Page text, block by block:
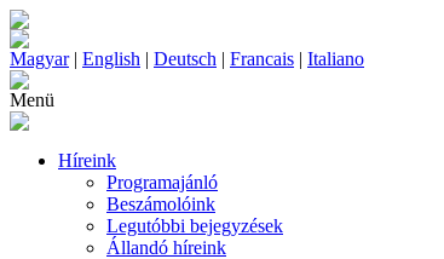
Magyar| English | Deutsch | Francais | Italiano
Menü
Híreink
Programajánló
Beszámolóink
Legutóbbi bejegyzések
Állandó híreink